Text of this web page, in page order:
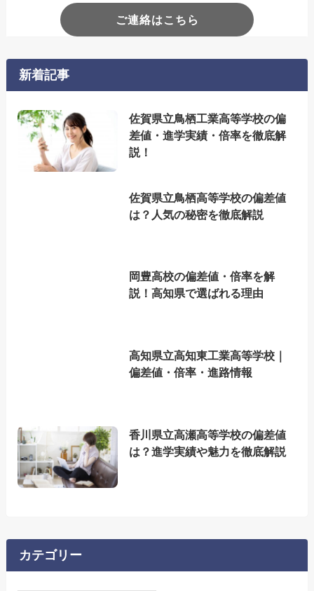
ご連絡はこちら
新着記事
佐賀県立鳥栖工業高等学校の偏
差値・進学実績・倍率を徹底解
説！
佐賀県立鳥栖高等学校の偏差値
は？人気の秘密を徹底解説
岡豊高校の偏差値・倍率を解
説！高知県で選ばれる理由
高知県立高知東工業高等学校｜
偏差値・倍率・進路情報
香川県立高瀬高等学校の偏差値
は？進学実績や魅力を徹底解説
カテゴリー